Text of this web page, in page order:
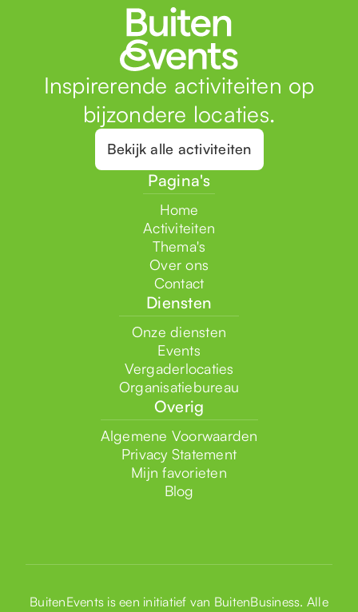
Inspirerende activiteiten op
bijzondere locaties.
Bekijk alle activiteiten
Pagina's
Home
Activiteiten
Thema's
Over ons
Contact
Diensten
Onze diensten
Events
Vergaderlocaties
Organisatiebureau
Overig
Algemene Voorwaarden
Privacy Statement
Mijn favorieten
Blog
BuitenEvents is een initiatief van BuitenBusiness. Alle